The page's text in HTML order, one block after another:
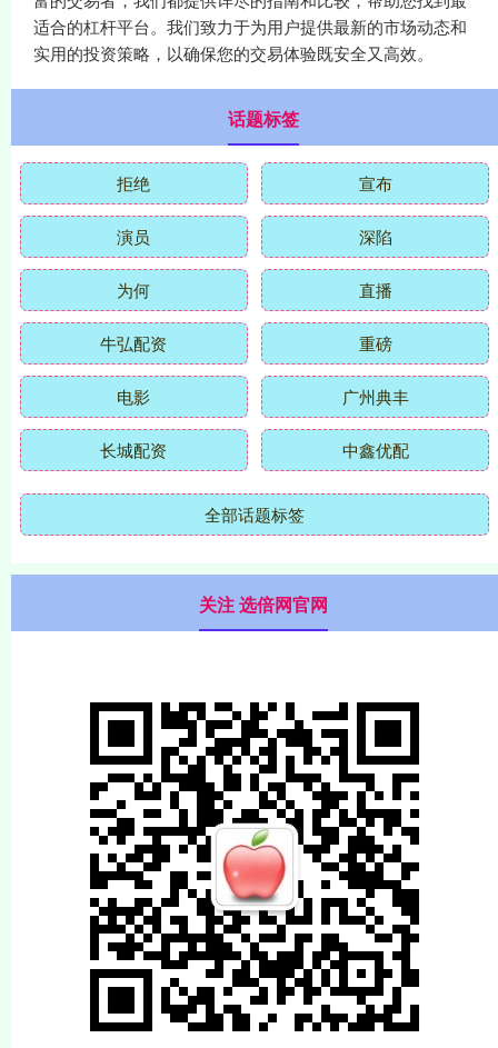
适合的杠杆平台。我们致力于为用户提供最新的市场动态和
实用的投资策略，以确保您的交易体验既安全又高效。
话题标签
拒绝 宣布
演员 深陷
为何 直播
牛弘配资 重磅
电影 广州典丰
长城配资 中鑫优配
全部话题标签
关注 选倍网官网